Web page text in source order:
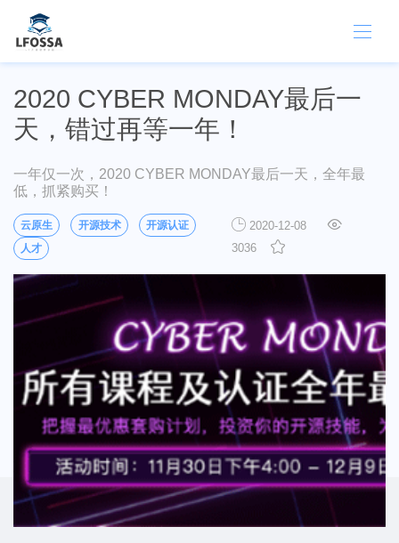
2020 CYBER MONDAY最后一
天，错过再等一年！
一年仅一次，2020 CYBER MONDAY最后一天，全年最
低，抓紧购买！
云原生 开源技术
开源认证
人才
2020-12-08
3036